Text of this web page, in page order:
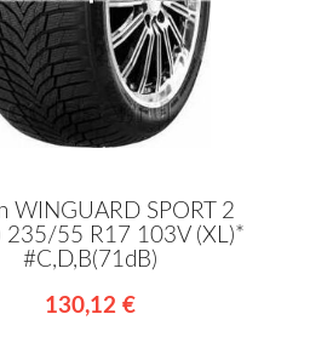
WINGUARD SPORT 2
235/55 R17 103V (XL)*
#C,D,B(71dB)
130,12 €